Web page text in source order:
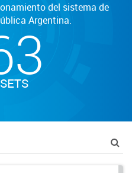
del sistema de
Argentina.